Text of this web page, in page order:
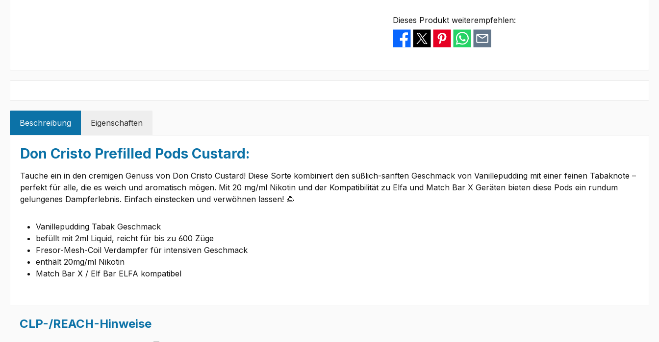
Dieses Produkt weiterempfehlen:
Beschreibung Eigenschaften
Don Cristo Prefilled Pods Custard:
Tauche ein in den cremigen Genuss von Don Cristo Custard! Diese Sorte kombiniert den süßlich-sanften Geschmack von Vanillepudding mit einer feinen Tabaknote –
perfekt für alle, die es weich und aromatisch mögen. Mit 20 mg/ml Nikotin und der Kompatibilität zu Elfa und Match Bar X Geräten bieten diese Pods ein rundum
gelungenes Dampferlebnis. Einfach einstecken und verwöhnen lassen! 🍮
Vanillepudding Tabak Geschmack
befüllt mit 2ml Liquid, reicht für bis zu 600 Züge
Fresor-Mesh-Coil Verdampfer für intensiven Geschmack
enthält 20mg/ml Nikotin
Match Bar X / Elf Bar ELFA kompatibel
CLP-/REACH-Hinweise